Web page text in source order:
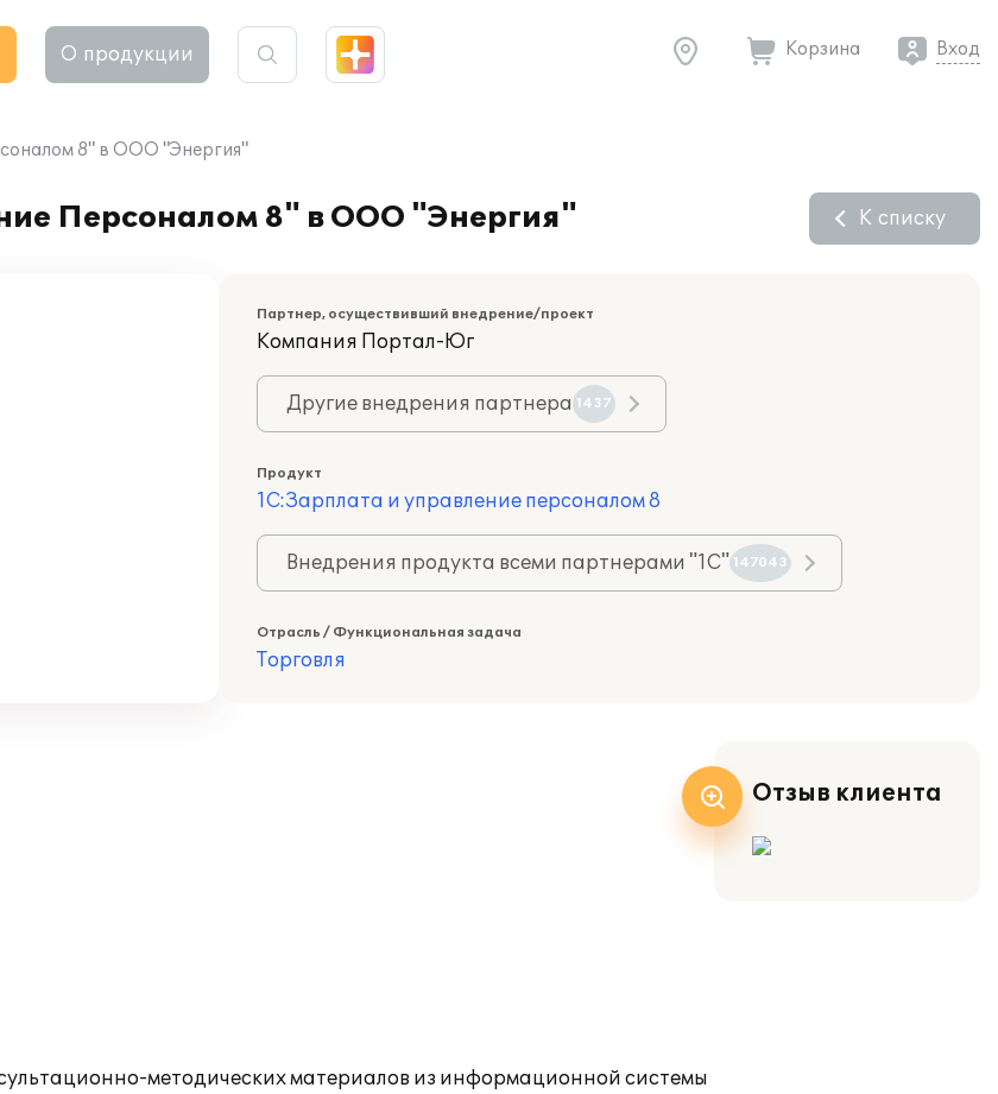
О продукции Корзина Вход
8" в ООО "Энергия"
Персоналом 8" в ООО "Энергия" К списку
Партнер, осуществивший внедрение/проект
Компания Портал-Юг
Другие внедрения партнера 1437
Продукт
1С:Зарплата и управление персоналом 8
Внедрения продукта всеми партнерами "1С" 147043
Отрасль / Функциональная задача
Торговля
методических материалов из информационной системы
Отзыв клиента